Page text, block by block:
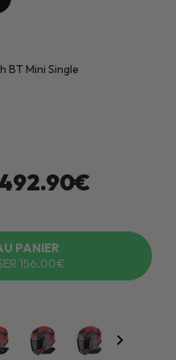
BT Mini Single
PANIER
156.00€